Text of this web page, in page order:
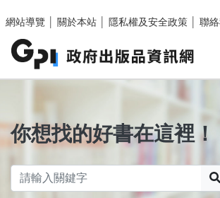
網站導覽
關於本站 隱私權及安全政策 聯
你想找的好書在這裡！